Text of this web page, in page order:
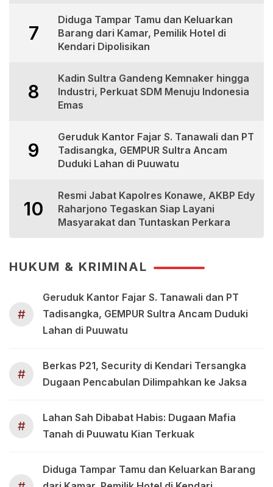
7
Diduga Tampar Tamu dan Keluarkan
Barang dari Kamar, Pemilik Hotel di
Kendari Dipolisikan
8
Kadin Sultra Gandeng Kemnaker hingga
Industri, Perkuat SDM Menuju Indonesia
Emas
9
Geruduk Kantor Fajar S. Tanawali dan PT
Tadisangka, GEMPUR Sultra Ancam
Duduki Lahan di Puuwatu
10
Resmi Jabat Kapolres Konawe, AKBP Edy
Raharjono Tegaskan Siap Layani
Masyarakat dan Tuntaskan Perkara
HUKUM & KRIMINAL
#
Geruduk Kantor Fajar S. Tanawali dan PT
Tadisangka, GEMPUR Sultra Ancam Duduki
Lahan di Puuwatu
#
Berkas P21, Security di Kendari Tersangka
Dugaan Pencabulan Dilimpahkan ke Jaksa
#
Lahan Sah Dibabat Habis: Dugaan Mafia
Tanah di Puuwatu Kian Terkuak
Diduga Tampar Tamu dan Keluarkan Barang